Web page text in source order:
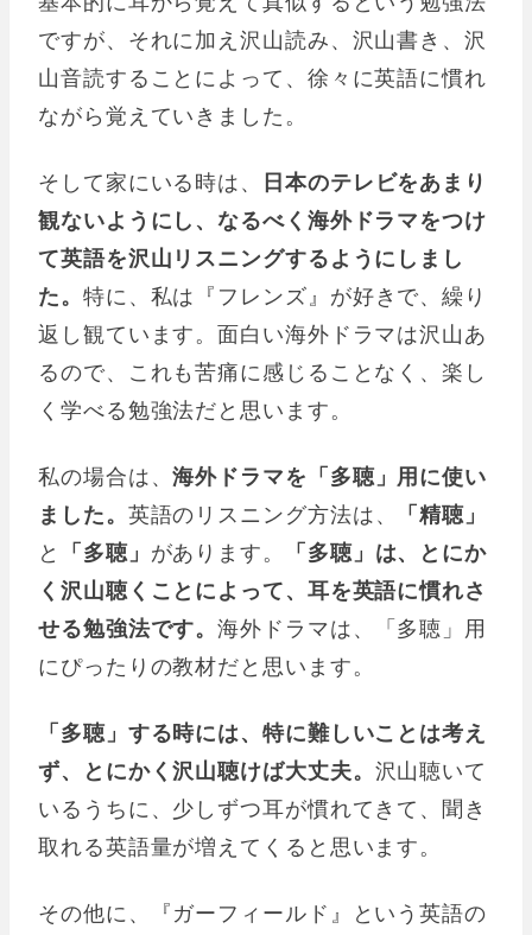
ですが、それに加え沢山読み、沢山書き、沢
山音読することによって、徐々に英語に慣れ
ながら覚えていきました。
そして家にいる時は、 日本のテレビをあまり
観ないようにし、なるべく海外ドラマをつけ
て英語を沢山リスニングするようにしまし
た。 特に、私は『フレンズ』が好きで、繰り
返し観ています。面白い海外ドラマは沢山あ
るので、これも苦痛に感じることなく、楽し
く学べる勉強法だと思います。
私の場合は、海外ドラマを「多聴」用に使い
ました。 英語のリスニング方法は、
「精聴」
と
「多聴」 があります。
「多聴」は、とにか
く沢山聴くことによって、耳を英語に慣れさ
せる勉強法です。海外ドラマは、「多聴」用
にぴったりの教材だと思います。
「多聴」する時には、特に難しいことは考え
ず、とにかく沢山聴けば大丈夫。 沢山聴いて
いるうちに、少しずつ耳が慣れてきて、聞き
取れる英語量が増えてくると思います。
その他に、『ガーフィールド』という英語の